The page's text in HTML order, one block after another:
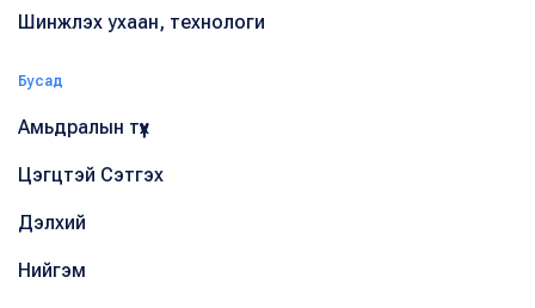
Шинжлэх ухаан, технологи
Бусад
Амьдралын түүх
Цэгцтэй Сэтгэх
Дэлхий
Нийгэм